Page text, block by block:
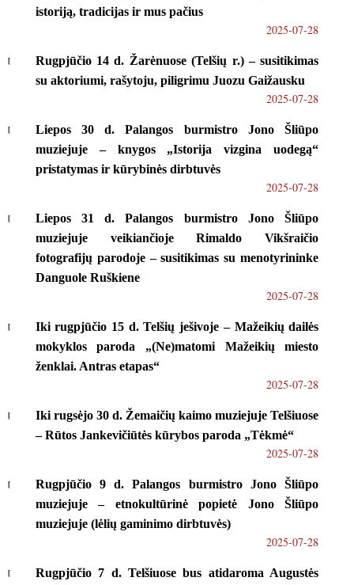
istoriją, tradicijas ir mus pačius
2025-07-28
Rugpjūčio 14 d. Žarėnuose (Telšių r.) – susitikimas
su aktoriumi, rašytoju, piligrimu Juozu Gaižausku
2025-07-28
Liepos 30 d. Palangos burmistro Jono Šliūpo
muziejuje – knygos „Istorija vizgina uodegą“
pristatymas ir kūrybinės dirbtuvės
2025-07-28
Liepos 31 d. Palangos burmistro Jono Šliūpo
muziejuje veikiančioje Rimaldo Vikšraičio
fotografijų parodoje – susitikimas su menotyrininke
Danguole Ruškiene
2025-07-28
Iki rugpjūčio 15 d. Telšių ješivoje – Mažeikių dailės
mokyklos paroda „(Ne)matomi Mažeikių miesto
ženklai. Antras etapas“
2025-07-28
Iki rugsėjo 30 d. Žemaičių kaimo muziejuje Telšiuose
– Rūtos Jankevičiūtės kūrybos paroda „Tėkmė“
2025-07-28
Rugpjūčio 9 d. Palangos burmistro Jono Šliūpo
muziejuje – etnokultūrinė popietė Jono Šliūpo
muziejuje (lėlių gaminimo dirbtuvės)
2025-07-28
Rugpjūčio 7 d. Telšiuose bus atidaroma Augustės